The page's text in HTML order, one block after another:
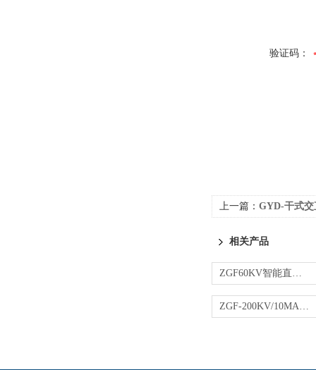
验证码：
上一篇： GYD-干式
相关产品
ZGF60KV智能直流高压发生器
ZGF-200KV/10MA直流高压发生器